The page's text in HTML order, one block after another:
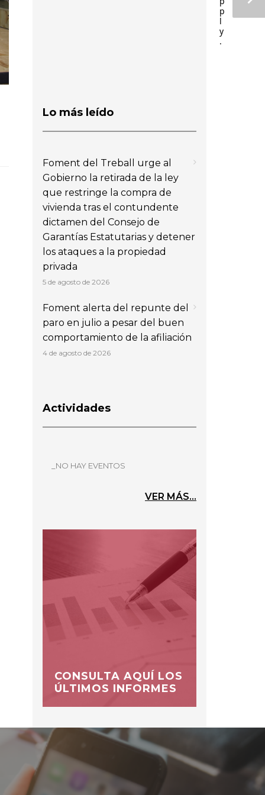
p
l
y
.
Lo más leído
Foment del Treball urge al
Gobierno la retirada de la ley
que restringe la compra de
vivienda tras el contundente
dictamen del Consejo de
Garantías Estatutarias y detener
los ataques a la propiedad
privada
5 de agosto de 2026
Foment alerta del repunte del
paro en julio a pesar del buen
comportamiento de la afiliación
4 de agosto de 2026
Actividades
_NO HAY EVENTOS
VER MÁS...
CONSULTA AQUÍ LOS
ÚLTIMOS INFORMES